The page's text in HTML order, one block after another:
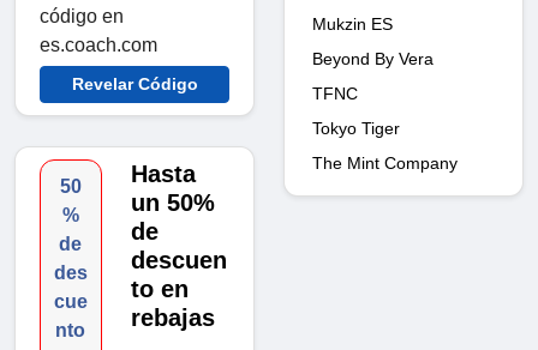
código en
es.coach.com
Revelar Código
50
%
de
des
cue
nto
Hasta
un 50%
de
descuen
to en
rebajas
Mukzin ES
Beyond By Vera
TFNC
Tokyo Tiger
The Mint Company